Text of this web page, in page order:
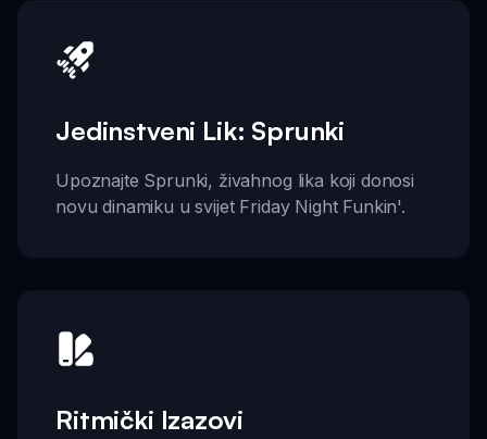
Jedinstveni Lik: Sprunki
Upoznajte Sprunki, živahnog lika koji donosi
novu dinamiku u svijet Friday Night Funkin'.
Ritmički Izazovi